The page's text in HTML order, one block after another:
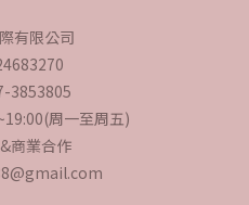
有限公司
3853805
周一至周五)
商業合作